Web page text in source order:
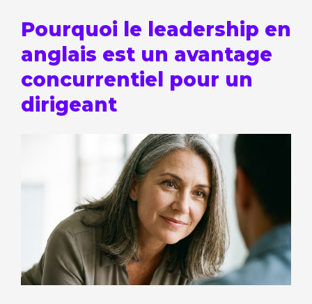
Pourquoi le leadership en
anglais est un avantage
concurrentiel pour un
dirigeant